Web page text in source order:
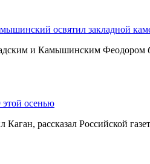
освятил закладной
и Камышинским Феодором
осенью
рассказал Российской